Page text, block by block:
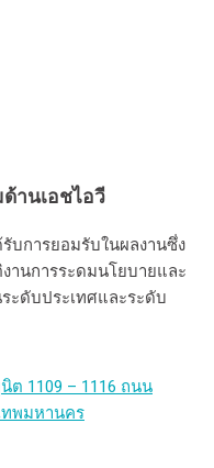
านเอชไอวี
บการยอมรับในผลงานซึ่ง
านการระดมนโยบายและ
ะดับประเทศและระดับ
ต 1109 – 1116 ถนน
ทพมหานคร